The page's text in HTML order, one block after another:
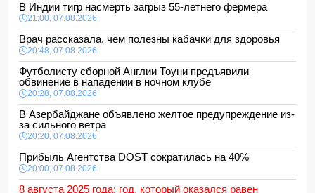
В Индии тигр насмерть загрыз 55-летнего фермера
21:00, 07.08.2026
Врач рассказала, чем полезны кабачки для здоровья
20:48, 07.08.2026
Футболисту сборной Англии Тоуни предъявили
обвинение в нападении в ночном клубе
20:28, 07.08.2026
В Азербайджане объявлено желтое предупреждение из-
за сильного ветра
20:20, 07.08.2026
Прибыль Агентства DOST сократилась на 40%
20:00, 07.08.2026
8 августа 2025 года: год, который оказался равен